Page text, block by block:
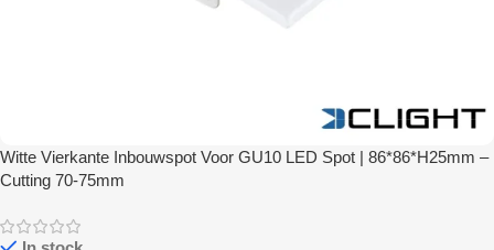
Witte Vierkante Inbouwspot Voor GU10 LED Spot | 86*86*H25mm –
Cutting 70-75mm